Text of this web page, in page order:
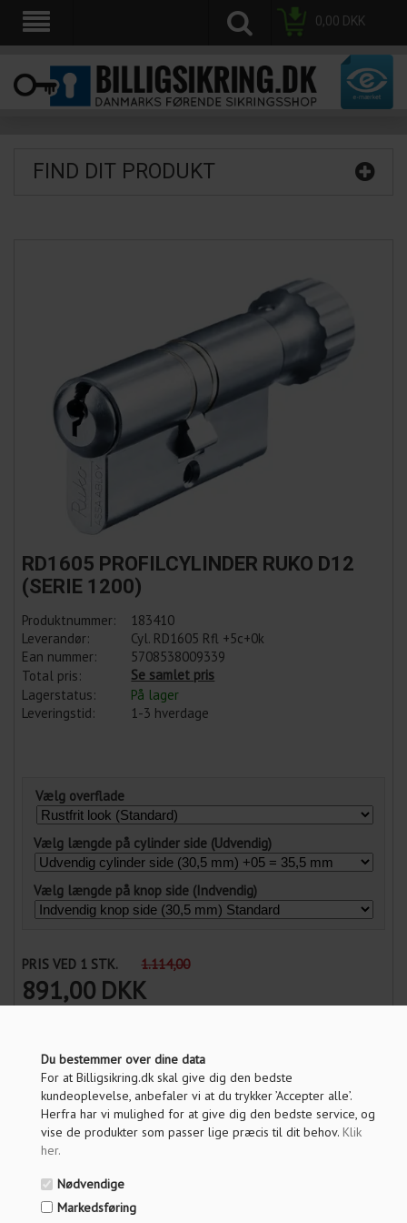
Du bestemmer over dine data
For at Billigsikring.dk skal give dig den bedste
kundeoplevelse, anbefaler vi at du trykker ’Accepter alle’.
Herfra har vi mulighed for at give dig den bedste service, og
vise de produkter som passer lige præcis til dit behov. Klik
her.
Nødvendige
Markedsføring
0,00 DKK
FIND DIT PRODUKT
RD1605 PROFILCYLINDER RUKO D12
(SERIE 1200)
Produktnummer:
183410
Leverandør:
Cyl. RD1605 Rfl +5c+0k
Ean nummer:
5708538009339
Total pris:
Se samlet pris
Lagerstatus:
På lager
Leveringstid:
1-3 hverdage
Vælg overflade
Vælg længde på cylinder side (Udvendig)
Vælg længde på knop side (Indvendig)
PRIS VED 1 STK. 1.114,00
891,00 DKK
ANTAL
LÆG I KURV
OM PRODUKTET